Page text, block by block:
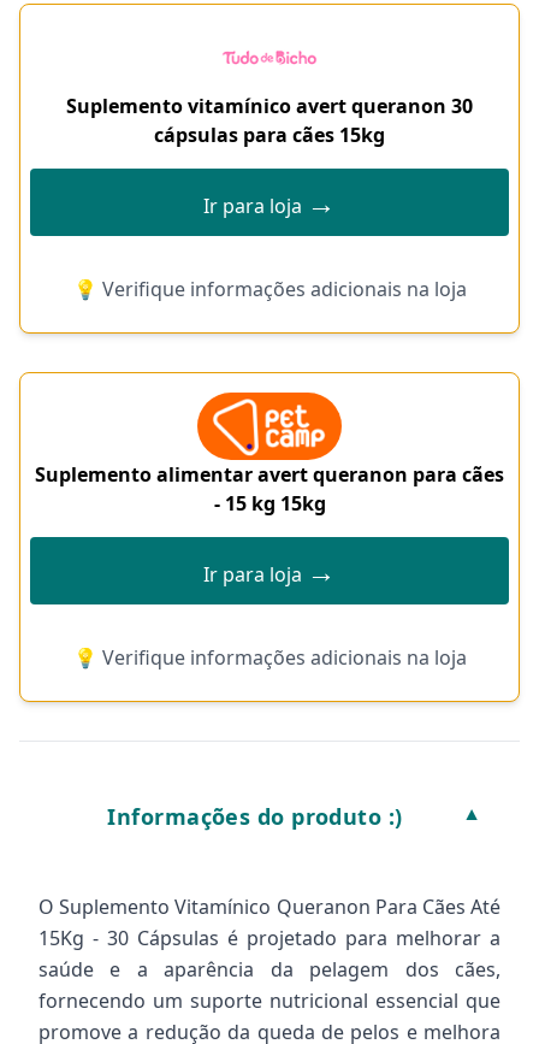
Suplemento vitamínico avert queranon 30
cápsulas para cães 15kg
Ir para loja →
💡 Verifique informações adicionais na loja
Suplemento alimentar avert queranon para cães
- 15 kg 15kg
Ir para loja →
💡 Verifique informações adicionais na loja
Informações do produto :) ▼
O Suplemento Vitamínico Queranon Para Cães Até
15Kg - 30 Cápsulas é projetado para melhorar a
saúde e a aparência da pelagem dos cães,
fornecendo um suporte nutricional essencial que
promove a redução da queda de pelos e melhora